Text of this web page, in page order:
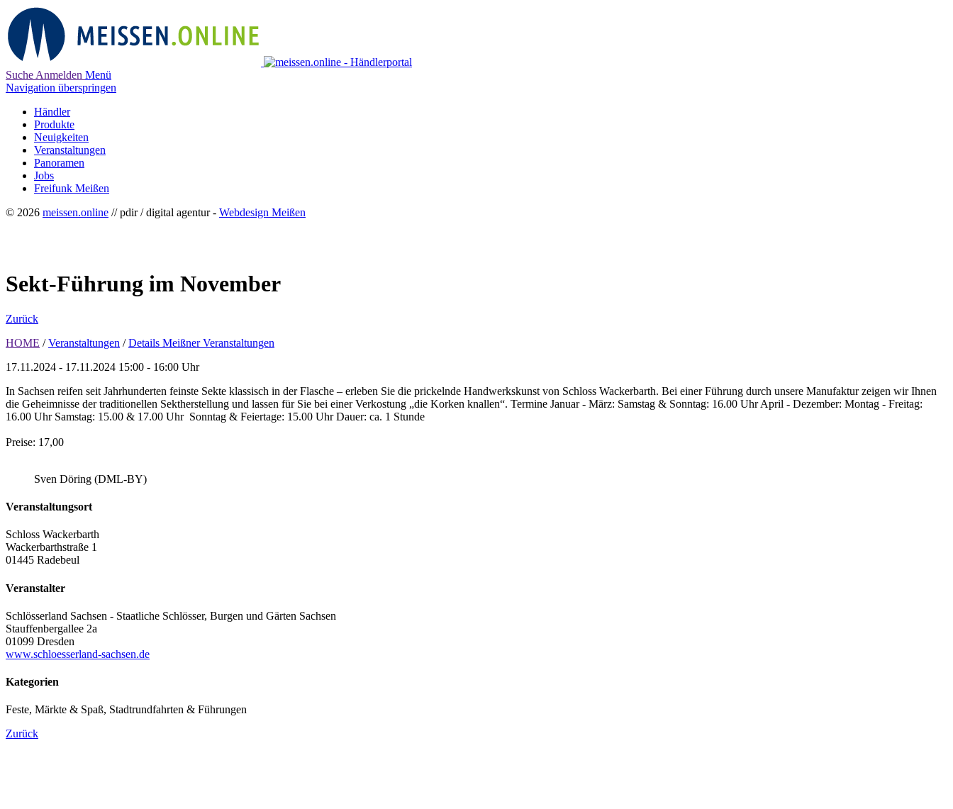
Suche Anmelden Menü
Navigation überspringen
Händler
Produkte
Neuigkeiten
Veranstaltungen
Panoramen
Jobs
Freifunk Meißen
© 2026 meissen.online // pdir / digital agentur - Webdesign Meißen
Sekt-Führung im November
Zurück
HOME / Veranstaltungen / Details Meißner Veranstaltungen
17.11.2024 - 17.11.2024 15:00 - 16:00 Uhr
In Sachsen reifen seit Jahrhunderten feinste Sekte klassisch in der Flasche – erleben Sie die prickelnde Handwerkskunst von Schloss Wackerbarth. Bei einer Führung durch unsere Manufaktur zeigen wir Ihnen
die Geheimnisse der traditionellen Sektherstellung und lassen für Sie bei einer Verkostung „die Korken knallen“. Termine Januar - März: Samstag & Sonntag: 16.00 Uhr April - Dezember: Montag - Freitag:
16.00 Uhr Samstag: 15.00 & 17.00 Uhr Sonntag & Feiertage: 15.00 Uhr Dauer: ca. 1 Stunde
Preise: 17,00
Sven Döring (DML-BY)
Veranstaltungsort
Schloss Wackerbarth
Wackerbarthstraße 1
01445 Radebeul
Veranstalter
Schlösserland Sachsen - Staatliche Schlösser, Burgen und Gärten Sachsen
Stauffenbergallee 2a
01099 Dresden
www.schloesserland-sachsen.de
Kategorien
Feste, Märkte & Spaß, Stadtrundfahrten & Führungen
Zurück